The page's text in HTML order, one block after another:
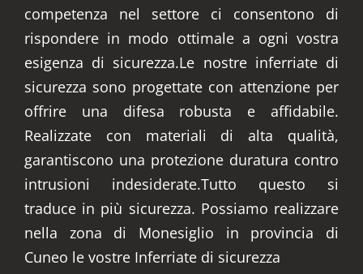
competenza nel settore ci consentono di
rispondere in modo ottimale a ogni vostra
esigenza di sicurezza.Le nostre inferriate di
sicurezza sono progettate con attenzione per
offrire una difesa robusta e affidabile.
Realizzate con materiali di alta qualità,
garantiscono una protezione duratura contro
intrusioni indesiderate.Tutto questo si
traduce in più sicurezza. Possiamo realizzare
nella zona di Monesiglio in provincia di
Cuneo le vostre Inferriate di sicurezza